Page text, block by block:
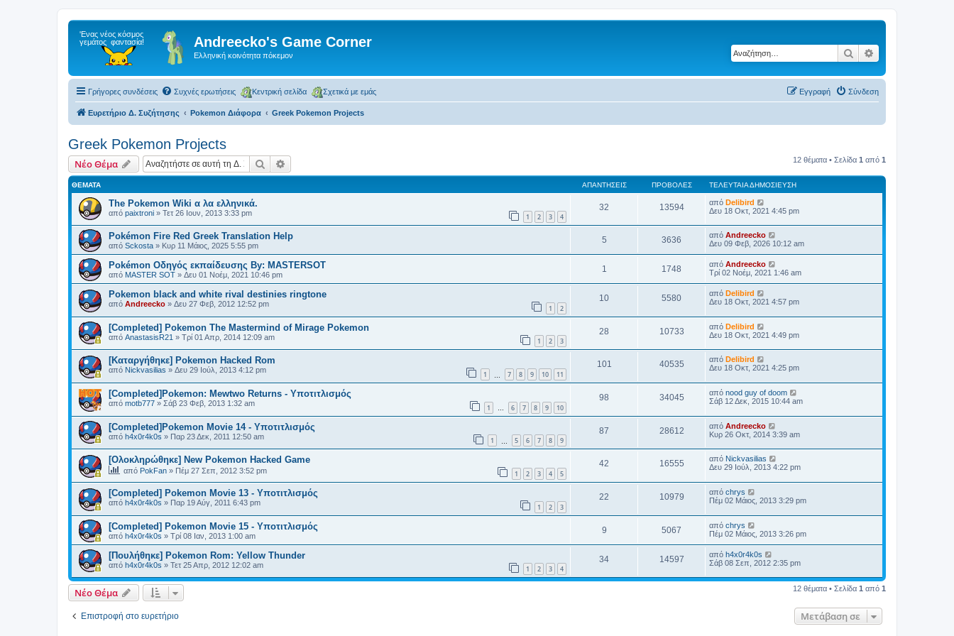
Andreecko's Game Corner
Ελληνική κοινότητα πόκεμον Αναζήτηση
Γρήγορες συνδέσεις Συχνές ερωτήσεις Κεντρική σελίδα Σχετικά με εμάς Σύνδεση
Εγγραφή
Ευρετήριο Δ. Συζήτησης Pokemon Διάφορα Greek Pokemon Projects
Greek Pokemon Projects
Νέο Θέμα Αναζήτηση 12 θέματα • Σελίδα 1 από 1
ΘΈΜΑΤΑ ΑΠΑΝΤΉΣΕΙΣ ΠΡΟΒΟΛΈΣ ΤΕΛΕΥΤΑΊΑ ΔΗΜΟΣΊΕΥΣΗ
The Pokemon Wiki α λα ελληνικά.
από paixtroni » Τετ 26 Ιουν, 2013 3:33 pm 1 2 3 4
32 13594 από Delibird
Δευ 18 Οκτ, 2021 4:45 pm
Pokémon Fire Red Greek Translation Help
από Sckosta » Κυρ 11 Μάιος, 2025 5:55 pm
5 3636 από Andreecko
Δευ 09 Φεβ, 2026 10:12 am
Pokémon Οδηγός εκπαίδευσης By: MASTERSOT
από MASTER SOT » Δευ 01 Νοέμ, 2021 10:46 pm
1 1748 από Andreecko
Τρί 02 Νοέμ, 2021 1:46 am
Pokemon black and white rival destinies ringtone
από Andreecko » Δευ 27 Φεβ, 2012 12:52 pm 1 2
10 5580 από Delibird
Δευ 18 Οκτ, 2021 4:57 pm
[Completed] Pokemon The Mastermind of Mirage Pokemon
από AnastasisR21 » Τρί 01 Απρ, 2014 12:09 am 1 2 3
28 10733 από Delibird
Δευ 18 Οκτ, 2021 4:49 pm
[Καταργήθηκε] Pokemon Hacked Rom
από Nickvasilias » Δευ 29 Ιούλ, 2013 4:12 pm 1 7 8 9 10 11
101 40535 από Delibird
Δευ 18 Οκτ, 2021 4:25 pm
[Completed]Pokemon: Mewtwo Returns - Υποτιτλισμός
από motb777 » Σάβ 23 Φεβ, 2013 1:32 am 1 … 6 7 8 9 10
98 34045 από nood guy of doom
Σάβ 12 Δεκ, 2015 10:44 am
[Completed]Pokemon Movie 14 - Υποτιτλισμός
από h4x0r4k0s » Παρ 23 Δεκ, 2011 12:50 am 1 5 6 7 8 9
87 28612 από Andreecko
Κυρ 26 Οκτ, 2014 3:39 am
[Ολοκληρώθηκε] New Pokemon Hacked Game
από PokFan » Πέμ 27 Σεπ, 2012 3:52 pm 1 2 3 4 5
42 16555 από Nickvasilias
Δευ 29 Ιούλ, 2013 4:22 pm
[Completed] Pokemon Movie 13 - Υποτιτλισμός
από h4x0r4k0s » Παρ 19 Αύγ, 2011 6:43 pm 1 2 3
22 10979 από chrys
Πέμ 02 Μάιος, 2013 3:29 pm
[Completed] Pokemon Movie 15 - Υποτιτλισμός
από h4x0r4k0s » Τρί 08 Ιαν, 2013 1:00 am
9 5067 από chrys
Πέμ 02 Μάιος, 2013 3:26 pm
[Πουλήθηκε] Pokemon Rom: Yellow Thunder
από h4x0r4k0s » Τετ 25 Απρ, 2012 12:02 am 1 2 3 4
34 14597 από h4x0r4k0s
Σάβ 08 Σεπ, 2012 2:35 pm
Νέο Θέμα 12 θέματα • Σελίδα 1 από 1
Επιστροφή στο ευρετήριο Μετάβαση σε